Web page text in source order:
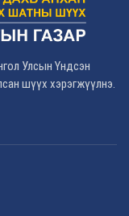
Улсын Үндсэн
шүүх хэрэгжүүлнэ.